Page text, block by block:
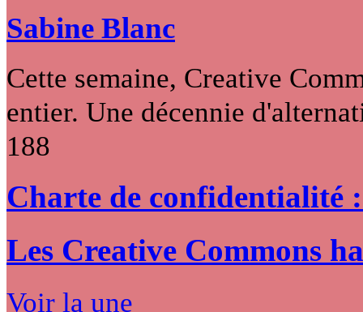
Sabine Blanc
Cette semaine, Creative
entier. Une décennie
188
Charte de confidentialité
Les Creative Commons
Voir la une